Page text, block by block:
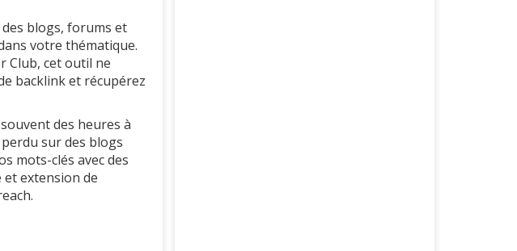
blogs, forums et
votre thématique.
Club, cet outil ne
backlink et récupérez
des heures à
sur des blogs
mots-clés avec des
extension de